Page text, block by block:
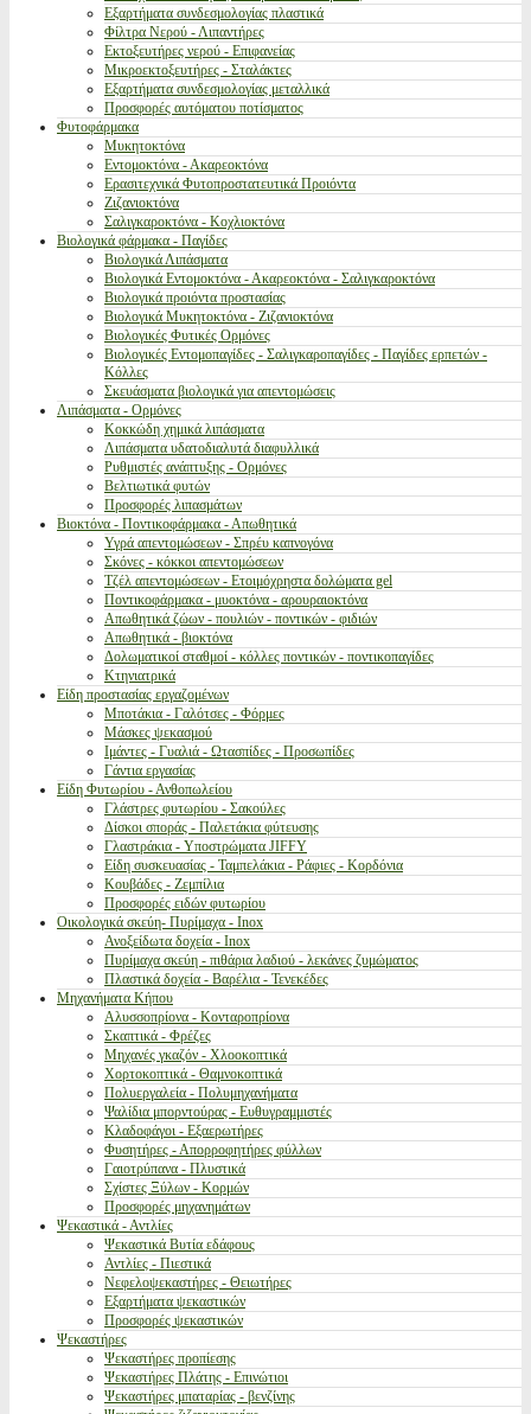
Εξαρτήματα συνδεσμολογίας πλαστικά
Φίλτρα Νερού - Λιπαντήρες
Εκτοξευτήρες νερού - Επιφανείας
Μικροεκτοξευτήρες - Σταλάκτες
Εξαρτήματα συνδεσμολογίας μεταλλικά
Προσφορές αυτόματου ποτίσματος
Φυτοφάρμακα
Μυκητοκτόνα
Εντομοκτόνα - Ακαρεοκτόνα
Ερασιτεχνικά Φυτοπροστατευτικά Προιόντα
Ζιζανιοκτόνα
Σαλιγκαροκτόνα - Κοχλιοκτόνα
Βιολογικά φάρμακα - Παγίδες
Βιολογικά Λιπάσματα
Βιολογικά Εντομοκτόνα - Ακαρεοκτόνα - Σαλιγκαροκτόνα
Βιολογικά προιόντα προστασίας
Βιολογικά Μυκητοκτόνα - Ζιζανιοκτόνα
Βιολογικές Φυτικές Ορμόνες
Βιολογικές Εντομοπαγίδες - Σαλιγκαροπαγίδες - Παγίδες ερπετών -
Κόλλες
Σκευάσματα βιολογικά για απεντομώσεις
Λιπάσματα - Ορμόνες
Κοκκώδη χημικά λιπάσματα
Λιπάσματα υδατοδιαλυτά διαφυλλικά
Ρυθμιστές ανάπτυξης - Ορμόνες
Βελτιωτικά φυτών
Προσφορές λιπασμάτων
Βιοκτόνα - Ποντικοφάρμακα - Απωθητικά
Υγρά απεντομώσεων - Σπρέυ καπνογόνα
Σκόνες - κόκκοι απεντομώσεων
Τζέλ απεντομώσεων - Ετοιμόχρηστα δολώματα gel
Ποντικοφάρμακα - μυοκτόνα - αρουραιοκτόνα
Απωθητικά ζώων - πουλιών - ποντικών - φιδιών
Απωθητικά - βιοκτόνα
Δολωματικοί σταθμοί - κόλλες ποντικών - ποντικοπαγίδες
Κτηνιατρικά
Είδη προστασίας εργαζομένων
Μποτάκια - Γαλότσες - Φόρμες
Μάσκες ψεκασμού
Ιμάντες - Γυαλιά - Ωτασπίδες - Προσωπίδες
Γάντια εργασίας
Είδη Φυτωρίου - Ανθοπωλείου
Γλάστρες φυτωρίου - Σακούλες
Δίσκοι σποράς - Παλετάκια φύτευσης
Γλαστράκια - Υποστρώματα JIFFY
Είδη συσκευασίας - Ταμπελάκια - Ράφιες - Κορδόνια
Κουβάδες - Ζεμπίλια
Προσφορές ειδών φυτωρίου
Οικολογικά σκεύη- Πυρίμαχα - Inox
Ανοξείδωτα δοχεία - Inox
Πυρίμαχα σκεύη - πιθάρια λαδιού - λεκάνες ζυμώματος
Πλαστικά δοχεία - Βαρέλια - Τενεκέδες
Μηχανήματα Κήπου
Αλυσσοπρίονα - Κονταροπρίονα
Σκαπτικά - Φρέζες
Μηχανές γκαζόν - Χλοοκοπτικά
Χορτοκοπτικά - Θαμνοκοπτικά
Πολυεργαλεία - Πολυμηχανήματα
Ψαλίδια μπορντούρας - Ευθυγραμμιστές
Κλαδοφάγοι - Εξαερωτήρες
Φυσητήρες - Απορροφητήρες φύλλων
Γαιοτρύπανα - Πλυστικά
Σχίστες Ξύλων - Κορμών
Προσφορές μηχανημάτων
Ψεκαστικά - Αντλίες
Ψεκαστικά Βυτία εδάφους
Αντλίες - Πιεστικά
Νεφελοψεκαστήρες - Θειωτήρες
Εξαρτήματα ψεκαστικών
Προσφορές ψεκαστικών
Ψεκαστήρες
Ψεκαστήρες προπίεσης
Ψεκαστήρες Πλάτης - Επινώτιοι
Ψεκαστήρες μπαταρίας - βενζίνης